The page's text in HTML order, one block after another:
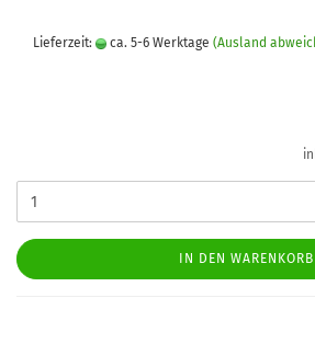
Lieferzeit: ca. 5-6 Werktage (Ausland
IN DEN WARENKORB